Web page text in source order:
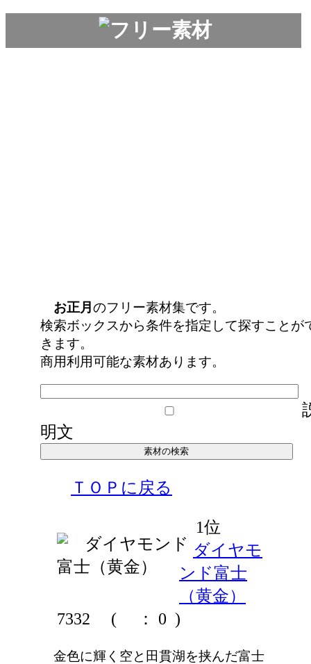
お正月のフリー素材集です。
検索ボックスから条件を指定して探すことが
きます。
商用利用可能な素材あります。
明文
ＴＯＰに戻る
1位
ダイヤモ
ンド富士
（黄金）
7332
( ： 0 )
金色に輝く空と田貫湖を挟んだ富士